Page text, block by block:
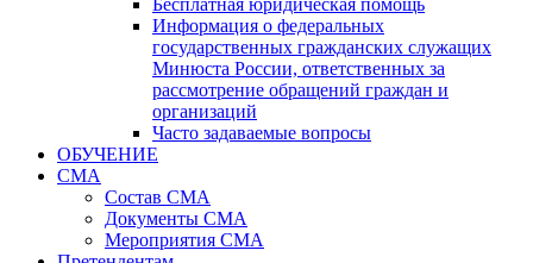
Бесплатная юридическая помощь
Информация о федеральных
государственных гражданских служащих
Минюста России, ответственных за
рассмотрение обращений граждан и
организаций
Часто задаваемые вопросы
ОБУЧЕНИЕ
СМА
Состав СМА
Документы СМА
Мероприятия СМА